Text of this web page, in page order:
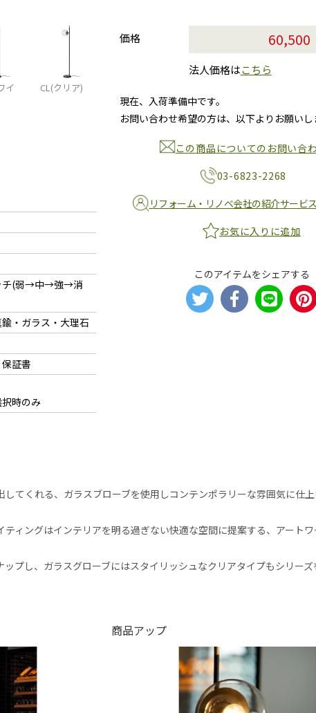
イ
CL(クリア)
チ(弱→中→強→消
・ガラス・大理石
証書
時のみ
価格
法人価格はこちら
現在、入荷準備中です。
お問い合わせ希望の方は、以下よりお願いし
この商品についてのお問い合
03-6823-2268
リフォーム・リノベ会社の紹介サービ
お気に入りに追加
このアイテムをシェアする
てくれる、ガラスブローブを使用しコンテンポラリーな雰囲気に仕上
ィングはインテリアを明る過ぎない快適な空間に提案する、アート
プし、ガラスグローブにはスタイリッシュなクリアタイプもシリーズ
商品アップ